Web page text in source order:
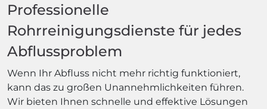
Professionelle
Rohrreinigungsdienste für jedes
Abflussproblem
Wenn Ihr Abfluss nicht mehr richtig funktioniert,
kann das zu großen Unannehmlichkeiten führen.
Wir bieten Ihnen schnelle und effektive Lösungen